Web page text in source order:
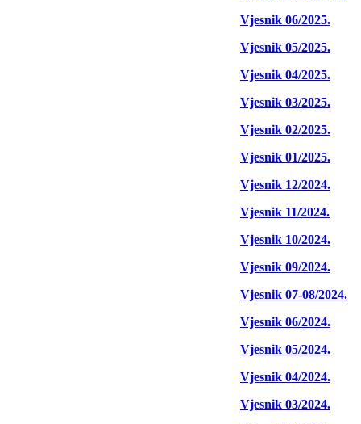
Vjesnik 06/2025.
Vjesnik 05/2025.
Vjesnik 04/2025.
Vjesnik 03/2025.
Vjesnik 02/2025.
Vjesnik 01/2025.
Vjesnik 12/2024.
Vjesnik 11/2024.
Vjesnik 10/2024.
Vjesnik 09/2024.
Vjesnik 07-08/2024.
Vjesnik 06/2024.
Vjesnik 05/2024.
Vjesnik 04/2024.
Vjesnik 03/2024.